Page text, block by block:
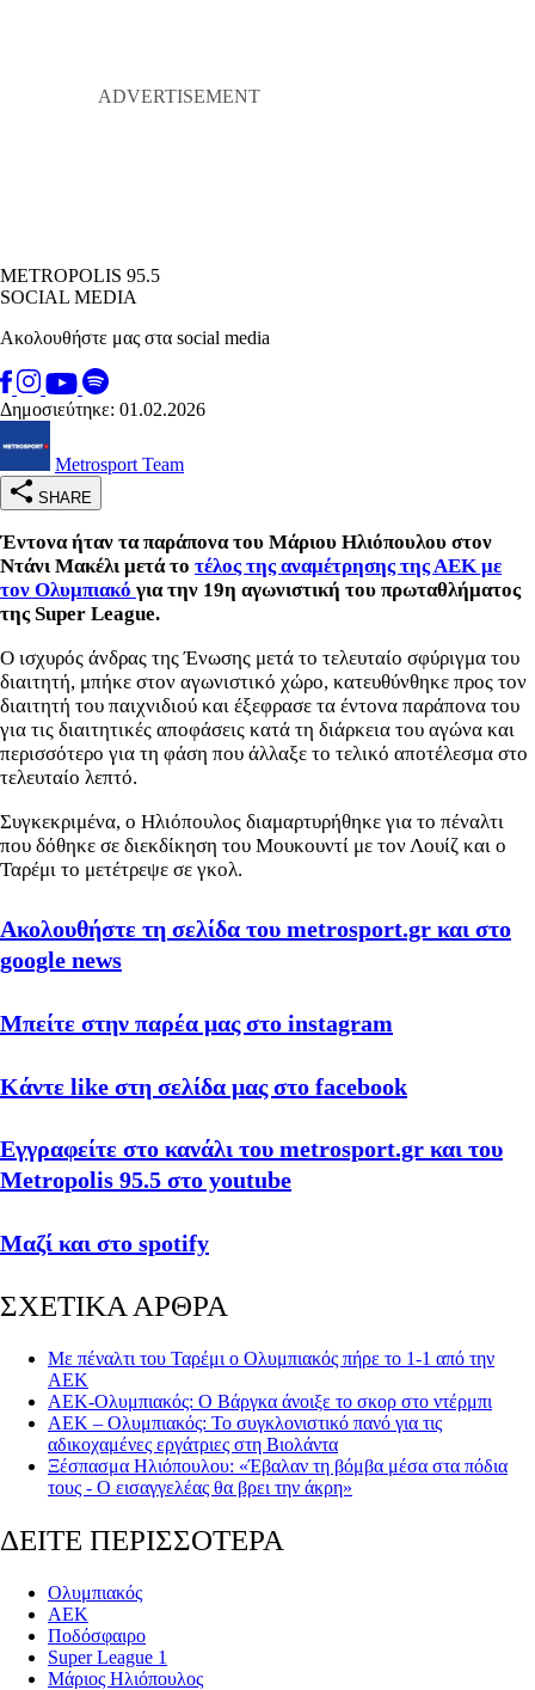
METROPOLIS 95.5
SOCIAL MEDIA
Ακολουθήστε μας στα social media
Δημοσιεύτηκε: 01.02.2026
Metrosport Team
SHARE
Έντονα ήταν τα παράπονα του Μάριου Ηλιόπουλου στον
Ντάνι Μακέλι μετά το τέλος της αναμέτρησης της ΑΕΚ με
τον Ολυμπιακό για την 19η αγωνιστική του πρωταθλήματος
της Super League.
Ο ισχυρός άνδρας της Ένωσης μετά το τελευταίο σφύριγμα του
διαιτητή, μπήκε στον αγωνιστικό χώρο, κατευθύνθηκε προς τον
διαιτητή του παιχνιδιού και έξεφρασε τα έντονα παράπονα του
για τις διαιτητικές αποφάσεις κατά τη διάρκεια του αγώνα και
περισσότερο για τη φάση που άλλαξε το τελικό αποτέλεσμα στο
τελευταίο λεπτό.
Συγκεκριμένα, ο Ηλιόπουλος διαμαρτυρήθηκε για το πέναλτι
που δόθηκε σε διεκδίκηση του Μουκουντί με τον Λουίζ και ο
Ταρέμι το μετέτρεψε σε γκολ.
Ακολουθήστε τη σελίδα του metrosport.gr και στο
google news
Μπείτε στην παρέα μας στο instagram
Κάντε like στη σελίδα μας στο facebook
Εγγραφείτε στο κανάλι του metrosport.gr και του
Metropolis 95.5 στο youtube
Μαζί και στο spotify
ΣΧΕΤΙΚΑ ΑΡΘΡΑ
Με πέναλτι του Ταρέμι ο Ολυμπιακός πήρε το 1-1 από την
ΑΕΚ
ΑΕΚ-Ολυμπιακός: Ο Βάργκα άνοιξε το σκορ στο ντέρμπι
ΑΕΚ – Ολυμπιακός: Το συγκλονιστικό πανό για τις
αδικοχαμένες εργάτριες στη Βιολάντα
Ξέσπασμα Ηλιόπουλου: «Έβαλαν τη βόμβα μέσα στα πόδια
τους - Ο εισαγγελέας θα βρει την άκρη»
ΔΕΙΤΕ ΠΕΡΙΣΣΟΤΕΡΑ
Ολυμπιακός
ΑΕΚ
Ποδόσφαιρο
Super League 1
Μάριος Ηλιόπουλος